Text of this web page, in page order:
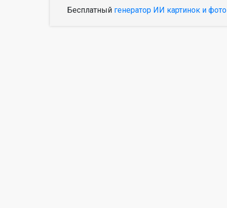
Бесплатный генератор ИИ картинок и фото